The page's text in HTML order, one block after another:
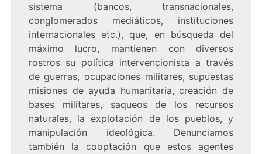
sistema (bancos, transnacionales,
conglomerados mediáticos, instituciones
internacionales etc.), que, en búsqueda del
máximo lucro, mantienen con diversos
rostros su política intervencionista a través
de guerras, ocupaciones militares, supuestas
misiones de ayuda humanitaria, creación de
bases militares, saqueos de los recursos
naturales, la explotación de los pueblos, y
manipulación ideológica. Denunciamos
también la cooptación que estos agentes